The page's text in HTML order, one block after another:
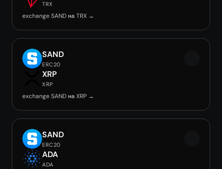
TRX
exchange SAND на TRX →
SAND
ERC20
XRP
XRP
exchange SAND на XRP →
SAND
ERC20
ADA
ADA